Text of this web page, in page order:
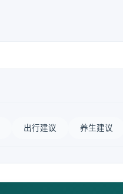
出行建议 养生建议